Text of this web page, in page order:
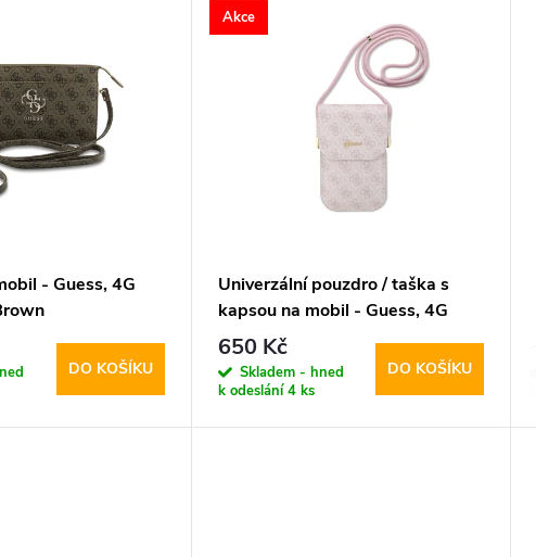
- Guess, 4G
DO KOŠÍKU
Akce
Univerzální pouzdro / taška s
kapsou na mobil - Guess, 4G
Metal Logo Script Pink
650 Kč
Skladem - hned
k odeslání4 ks
DO KOŠÍKU